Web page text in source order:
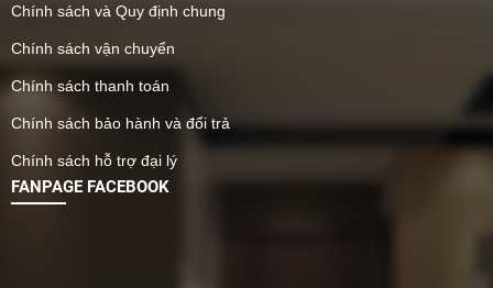
Chính sách và Quy định chung
Chính sách vận chuyển
Chính sách thanh toán
Chính sách bảo hành và đổi trả
Chính sách hỗ trợ đại lý
FANPAGE FACEBOOK